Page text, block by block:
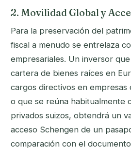
2. Movilidad Global y
Para la preservación del
fiscal a menudo se entrelaza
empresariales. Un inversor
cartera de bienes raíces en
cargos directivos en empresas
o que se reúna habitualmente
privados suizos, obtendrá un
acceso Schengen de un
comparación con el